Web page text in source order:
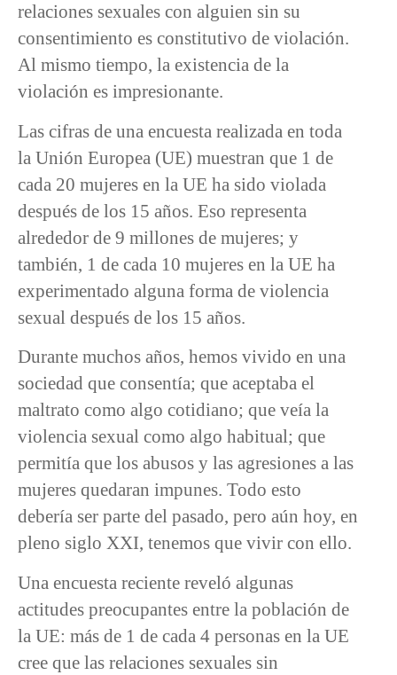
relaciones sexuales con alguien sin su
consentimiento es constitutivo de violación.
Al mismo tiempo, la existencia de la
violación es impresionante.
Las cifras de una encuesta realizada en toda
la Unión Europea (UE) muestran que 1 de
cada 20 mujeres en la UE ha sido violada
después de los 15 años. Eso representa
alrededor de 9 millones de mujeres; y
también, 1 de cada 10 mujeres en la UE ha
experimentado alguna forma de violencia
sexual después de los 15 años.
Durante muchos años, hemos vivido en una
sociedad que consentía; que aceptaba el
maltrato como algo cotidiano; que veía la
violencia sexual como algo habitual; que
permitía que los abusos y las agresiones a las
mujeres quedaran impunes. Todo esto
debería ser parte del pasado, pero aún hoy, en
pleno siglo XXI, tenemos que vivir con ello.
Una encuesta reciente reveló algunas
actitudes preocupantes entre la población de
la UE: más de 1 de cada 4 personas en la UE
cree que las relaciones sexuales sin